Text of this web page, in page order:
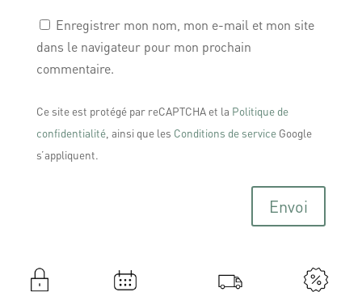
Enregistrer mon nom, mon e-mail et mon site
dans le navigateur pour mon prochain
commentaire.
Ce site est protégé par reCAPTCHA et la Politique de
confidentialité, ainsi que les Conditions de serviceGoogle
s’appliquent.
Envoi